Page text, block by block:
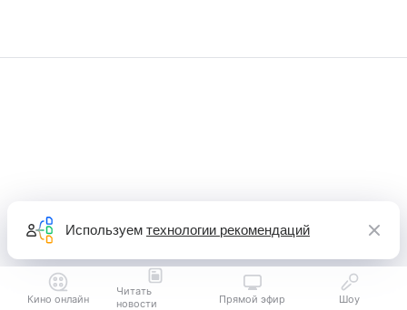
Кино онлайн
Читать
новости
Прямой эфир Шоу
Используем технологии рекомендаций